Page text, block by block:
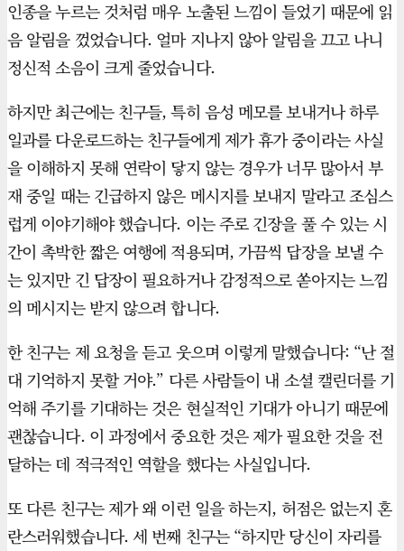
인종을 누르는 것처럼 매우 노출된 느낌이 들었기 때문에 읽
음 알림을 껐었습니다. 얼마 지나지 않아 알림을 끄고 나니
정신적 소음이 크게 줄었습니다.
하지만 최근에는 친구들, 특히 음성 메모를 보내거나 하루
일과를 다운로드하는 친구들에게 제가 휴가 중이라는 사실
을 이해하지 못해 연락이 닿지 않는 경우가 너무 많아서 부
재 중일 때는 긴급하지 않은 메시지를 보내지 말라고 조심스
럽게 이야기해야 했습니다. 이는 주로 긴장을 풀 수 있는 시
간이 촉박한 짧은 여행에 적용되며, 가끔씩 답장을 보낼 수
는 있지만 긴 답장이 필요하거나 감정적으로 쏟아지는 느낌
의 메시지는 받지 않으려 합니다.
한 친구는 제 요청을 듣고 웃으며 이렇게 말했습니다: “난 절
대 기억하지 못할 거야.” 다른 사람들이 내 소셜 캘린더를 기
억해 주기를 기대하는 것은 현실적인 기대가 아니기 때문에
괜찮습니다. 이 과정에서 중요한 것은 제가 필요한 것을 전
달하는 데 적극적인 역할을 했다는 사실입니다.
또 다른 친구는 제가 왜 이런 일을 하는지, 허점은 없는지 혼
란스러워했습니다. 세 번째 친구는 “하지만 당신이 자리를